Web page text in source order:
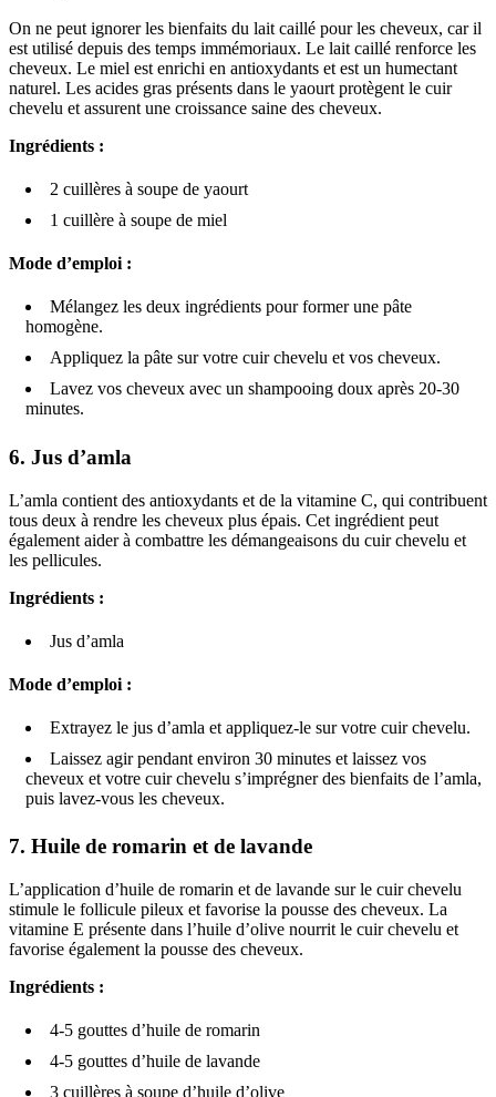
On ne peut ignorer les bienfaits du lait caillé pour les cheveux, car il
est utilisé depuis des temps immémoriaux. Le lait caillé renforce les
cheveux. Le miel est enrichi en antioxydants et est un humectant
naturel. Les acides gras présents dans le yaourt protègent le cuir
chevelu et assurent une croissance saine des cheveux.
Ingrédients :
2 cuillères à soupe de yaourt
1 cuillère à soupe de miel
Mode d’emploi :
Mélangez les deux ingrédients pour former une pâte
homogène.
Appliquez la pâte sur votre cuir chevelu et vos cheveux.
Lavez vos cheveux avec un shampooing doux après 20-30
minutes.
6. Jus d’amla
L’amla contient des antioxydants et de la vitamine C, qui contribuent
tous deux à rendre les cheveux plus épais. Cet ingrédient peut
également aider à combattre les démangeaisons du cuir chevelu et
les pellicules.
Ingrédients :
Jus d’amla
Mode d’emploi :
Extrayez le jus d’amla et appliquez-le sur votre cuir chevelu.
Laissez agir pendant environ 30 minutes et laissez vos
cheveux et votre cuir chevelu s’imprégner des bienfaits de l’amla,
puis lavez-vous les cheveux.
7. Huile de romarin et de lavande
L’application d’huile de romarin et de lavande sur le cuir chevelu
stimule le follicule pileux et favorise la pousse des cheveux. La
vitamine E présente dans l’huile d’olive nourrit le cuir chevelu et
favorise également la pousse des cheveux.
Ingrédients :
4-5 gouttes d’huile de romarin
4-5 gouttes d’huile de lavande
3 cuillères à soupe d’huile d’olive